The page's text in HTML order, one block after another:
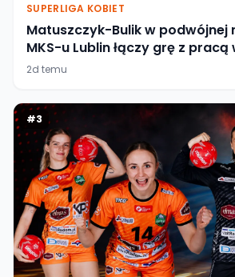
SUPERLIGA KOBIET
Matuszczyk-Bulik w podwójnej
MKS-u Lublin łączy grę z
2d temu
#3